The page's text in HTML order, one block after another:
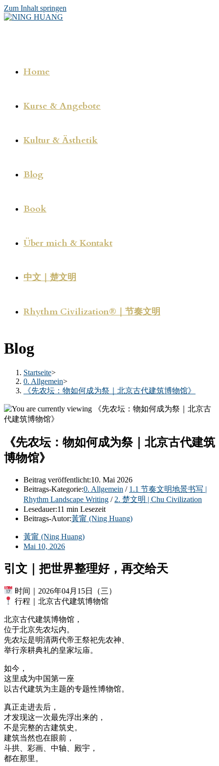
Zum Inhalt springen
Home
Kurse & Angebote
Kultur & Ästhetik
Blog
Book
Über mich & Kontakt
中文｜楚文明
Rhythm Civilization®｜节奏文明
Blog
Startseite>
0. Allgemein>
《先农坛：物如何成为祭｜北京古代建筑博物馆》
《先农坛：物如何成为祭｜北京古代建筑
博物馆》
Beitrag veröffentlicht:10. Mai 2026
Beitrags-Kategorie:0. Allgemein / 1.1 节奏文明地景书写 |
Rhythm Landscape Writing / 2. 楚文明 | Chu Civilization
Lesedauer:11 min Lesezeit
Beitrags-Autor:黃甯 (Ning Huang)
黃甯 (Ning Huang)
Mai 10, 2026
引文｜把世界整理好，再交给天
时间｜2026年04月15日（三）
行程｜北京古代建筑博物馆
北京古代建筑博物馆，
位于北京先农坛内。
先农坛是明清两代帝王祭祀先农神、
举行亲耕典礼的皇家坛庙。
如今，
这里成为中国第一座
以古代建筑为主题的专题性博物馆。
真正走进去后，
才发现这一次最先浮出来的，
不是完整的古建筑史。
建筑当然也在眼前，
斗拱、彩画、中轴、殿宇，
都在那里。